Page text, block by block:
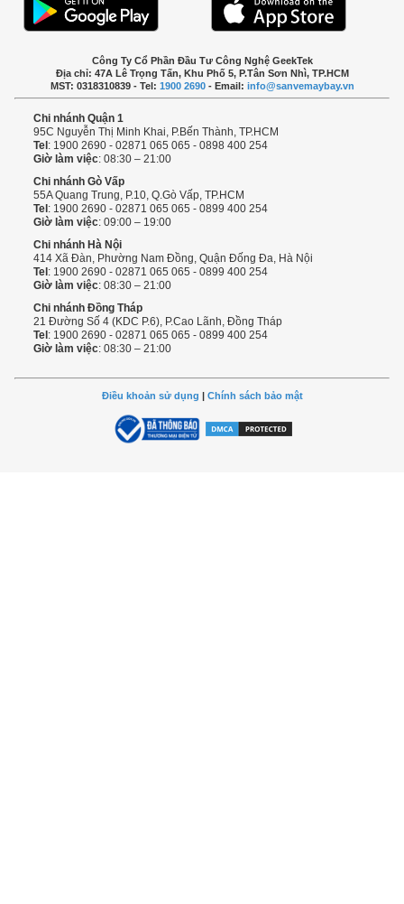
Công Ty Cổ Phần Đầu Tư Công Nghệ GeekTek
Địa chỉ: 47A Lê Trọng Tấn, Khu Phố 5, P.Tân Sơn Nhì, TP.HCM
MST: 0318310839 - Tel: 1900 2690- Email: info@sanvemaybay.vn
Chi nhánh Quận 1
95C Nguyễn Thị Minh Khai, P.Bến Thành, TP.HCM
Tel : 1900 2690 - 02871 065 065 - 0898 400 254
Giờ làm việc: 08:30 – 21:00
Chi nhánh Gò Vấp
55A Quang Trung, P.10, Q.Gò Vấp, TP.HCM
Tel : 1900 2690 - 02871 065 065 - 0899 400 254
Giờ làm việc: 09:00 – 19:00
Chi nhánh Hà Nội
414 Xã Đàn, Phường Nam Đồng, Quận Đống Đa, Hà Nội
Tel : 1900 2690 - 02871 065 065 - 0899 400 254
Giờ làm việc: 08:30 – 21:00
Chi nhánh Đồng Tháp
21 Đường Số 4 (KDC P.6), P.Cao Lãnh, Đồng Tháp
Tel : 1900 2690 - 02871 065 065 - 0899 400 254
Giờ làm việc: 08:30 – 21:00
Điều khoản sử dụng Chính sách bảo mật